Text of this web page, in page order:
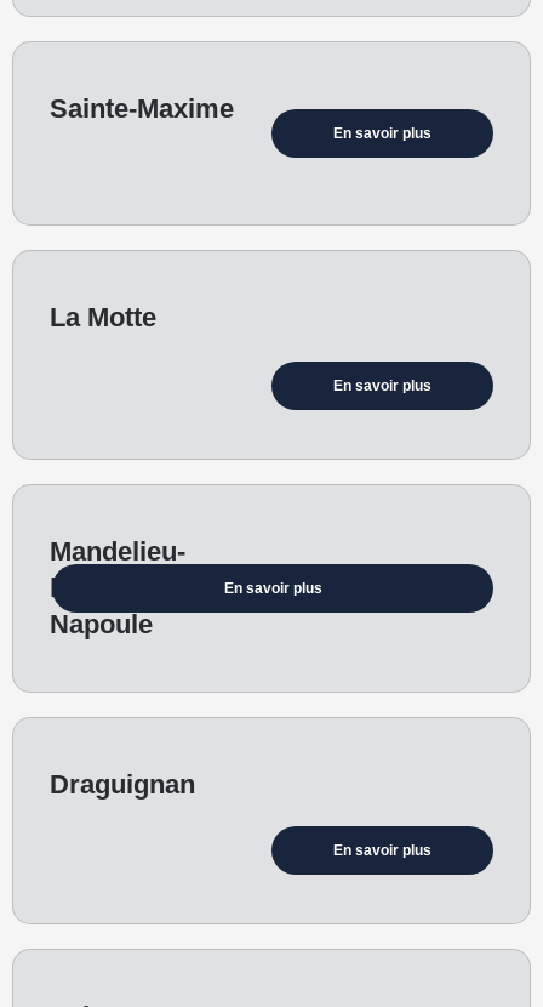
Sainte-Maxime
En savoir plus
La Motte
En savoir plus
Mandelieu-
la-
Napoule
En savoir plus
Draguignan
En savoir plus